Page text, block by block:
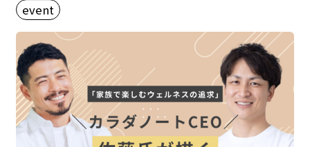
event